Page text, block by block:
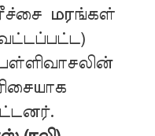
மரங்கள்